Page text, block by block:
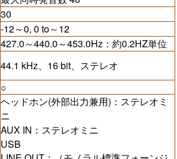
30
-12～0, 0 to～12
427.0～440.0～453.0Hz：約0.2HZ単位
44.1 kHz、16 bit、ステレオ
○
ヘッドホン(外部出力兼用)：ステレオミ
ニ
AUX IN：ステレオミニ
USB